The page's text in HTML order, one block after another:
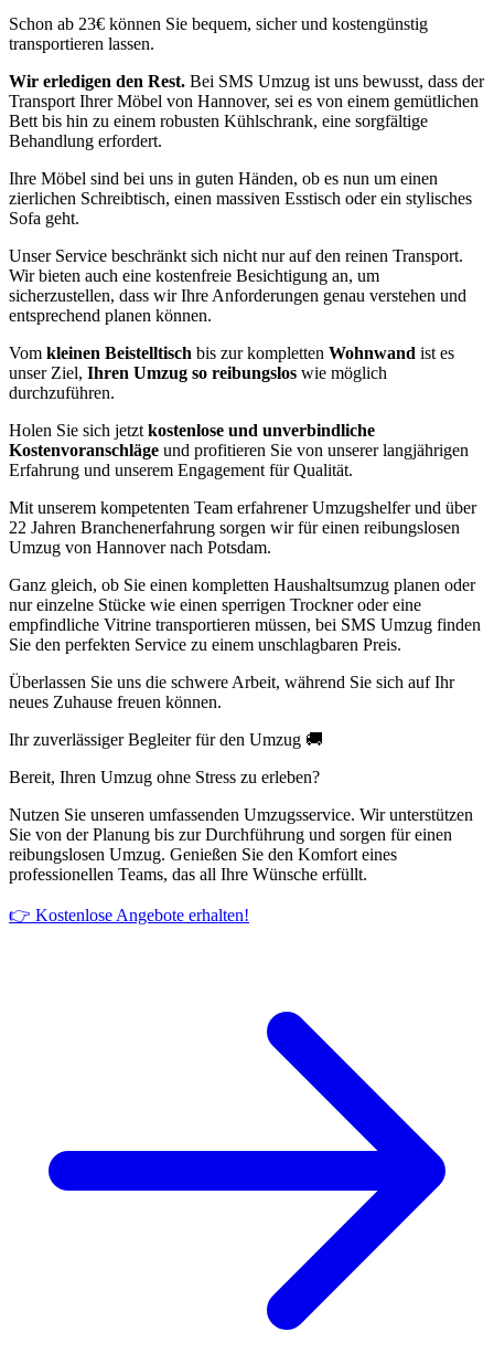
Schon ab 23€ können Sie bequem, sicher und kostengünstig
transportieren lassen.
Wir erledigen den Rest. Bei SMS Umzug ist uns bewusst, dass der
Transport Ihrer Möbel von Hannover, sei es von einem gemütlichen
Bett bis hin zu einem robusten Kühlschrank, eine sorgfältige
Behandlung erfordert.
Ihre Möbel sind bei uns in guten Händen, ob es nun um einen
zierlichen Schreibtisch, einen massiven Esstisch oder ein stylisches
Sofa geht.
Unser Service beschränkt sich nicht nur auf den reinen Transport.
Wir bieten auch eine kostenfreie Besichtigung an, um
sicherzustellen, dass wir Ihre Anforderungen genau verstehen und
entsprechend planen können.
Vom kleinen Beistelltisch bis zur kompletten Wohnwand ist es
unser Ziel, Ihren Umzug so reibungslos wie möglich
durchzuführen.
Holen Sie sich jetzt kostenlose und unverbindliche
Kostenvoranschläge und profitieren Sie von unserer langjährigen
Erfahrung und unserem Engagement für Qualität.
Mit unserem kompetenten Team erfahrener Umzugshelfer und über
22 Jahren Branchenerfahrung sorgen wir für einen reibungslosen
Umzug von Hannover nach Potsdam.
Ganz gleich, ob Sie einen kompletten Haushaltsumzug planen oder
nur einzelne Stücke wie einen sperrigen Trockner oder eine
empfindliche Vitrine transportieren müssen, bei SMS Umzug finden
Sie den perfekten Service zu einem unschlagbaren Preis.
Überlassen Sie uns die schwere Arbeit, während Sie sich auf Ihr
neues Zuhause freuen können.
Ihr zuverlässiger Begleiter für den Umzug 🚚
Bereit, Ihren Umzug ohne Stress zu erleben?
Nutzen Sie unseren umfassenden Umzugsservice. Wir unterstützen
Sie von der Planung bis zur Durchführung und sorgen für einen
reibungslosen Umzug. Genießen Sie den Komfort eines
professionellen Teams, das all Ihre Wünsche erfüllt.
👉 Kostenlose Angebote erhalten!